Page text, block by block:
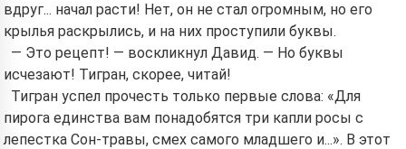
вдруг... начал расти! Нет, он не стал огромным, но его
крылья раскрылись, и на них проступили буквы.
— Это рецепт! — воскликнул Давид. — Но буквы
исчезают! Тигран, скорее, читай!
Тигран успел прочесть только первые слова: «Для
пирога единства вам понадобятся три капли росы с
лепестка Сон-травы, смех самого младшего и...». В этот